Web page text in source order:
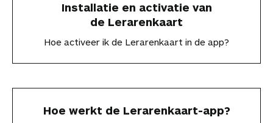
Installatie en activatie van
de Lerarenkaart
Hoe activeer ik de Lerarenkaart in de app?
Hoe werkt de Lerarenkaart-app?